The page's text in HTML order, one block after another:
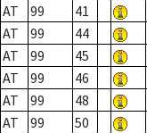
AT
99 41
AT
99 44
AT
99 45
AT
99 46
AT
99 48
AT
99 50